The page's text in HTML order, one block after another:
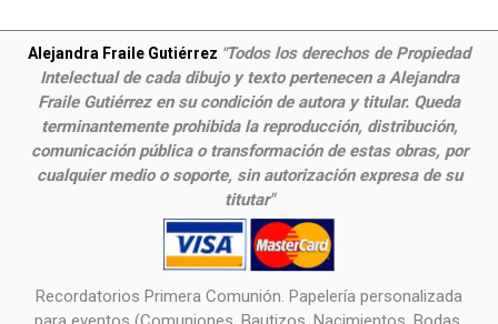
Alejandra Fraile Gutiérrez "Todos los derechos de Propiedad
Intelectual de cada dibujo y texto pertenecen a Alejandra
Fraile Gutiérrez en su condición de autora y titular. Queda
terminantemente prohibida la reproducción, distribución,
comunicación pública o transformación de estas obras, por
cualquier medio o soporte, sin autorización expresa de su
titutar"
Recordatorios Primera Comunión. Papelería personalizada